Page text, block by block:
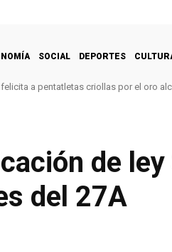
SOCIAL DEPORTES
a pentatletas criollas por el oro
de
del 27A